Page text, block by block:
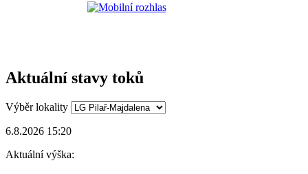
Aktuální stavy toků
Výběr lokality
6.8.2026 15:20
Aktuální výška: